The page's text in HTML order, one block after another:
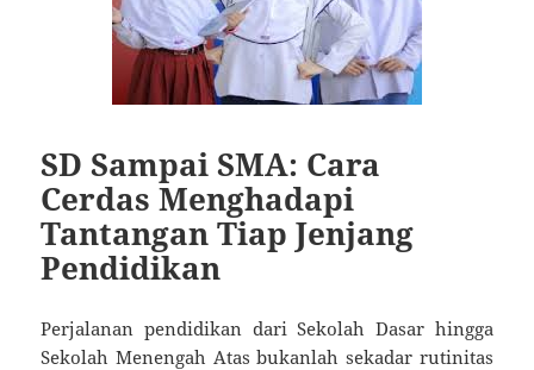
SD Sampai SMA: Cara
Cerdas Menghadapi
Tantangan Tiap Jenjang
Pendidikan
Perjalanan pendidikan dari Sekolah Dasar hingga
Sekolah Menengah Atas bukanlah sekadar rutinitas